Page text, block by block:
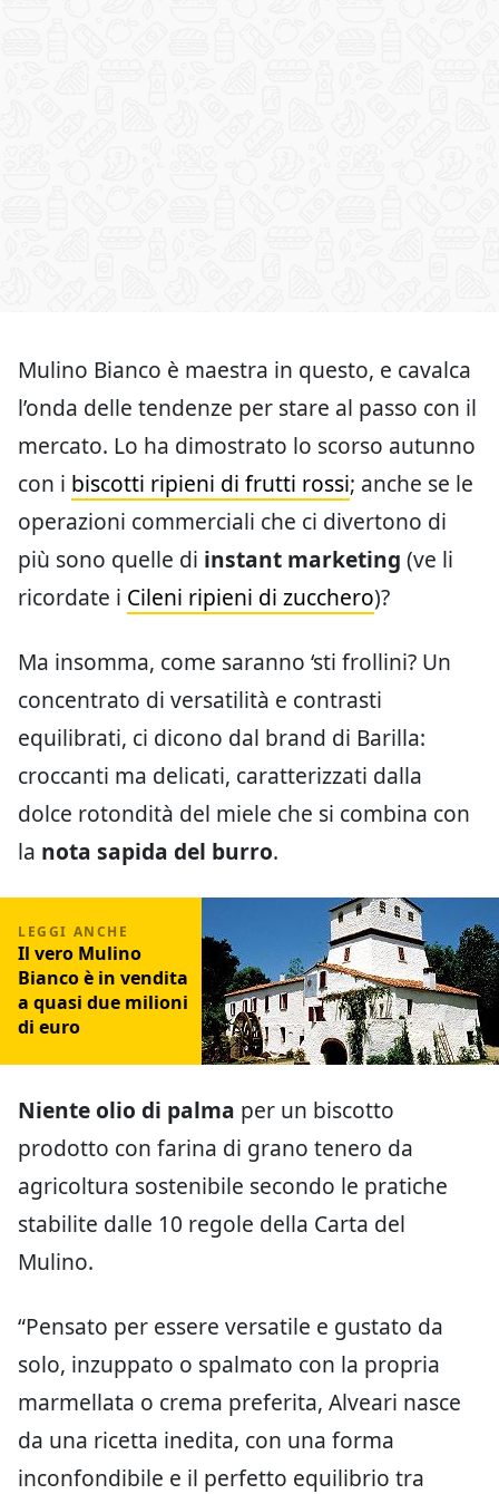
Mulino Bianco è maestra in questo, e cavalca
l’onda delle tendenze per stare al passo con il
mercato. Lo ha dimostrato lo scorso autunno
con i biscotti ripieni di frutti rossi; anche se le
operazioni commerciali che ci divertono di
più sono quelle di instant marketing (ve li
ricordate i Cileni ripieni di zucchero)?
Ma insomma, come saranno ‘sti frollini? Un
concentrato di versatilità e contrasti
equilibrati, ci dicono dal brand di Barilla:
croccanti ma delicati, caratterizzati dalla
dolce rotondità del miele che si combina con
la nota sapida del burro.
Il vero Mulino
Bianco è in vendita
a quasi due milioni
di euro
Niente olio di palma per un biscotto
prodotto con farina di grano tenero da
agricoltura sostenibile secondo le pratiche
stabilite dalle 10 regole della Carta del
Mulino.
“Pensato per essere versatile e gustato da
solo, inzuppato o spalmato con la propria
marmellata o crema preferita, Alveari nasce
da una ricetta inedita, con una forma
inconfondibile e il perfetto equilibrio tra